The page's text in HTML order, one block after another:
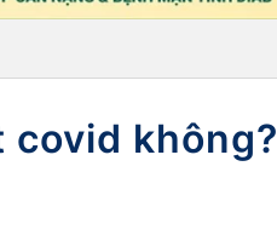
covid không?